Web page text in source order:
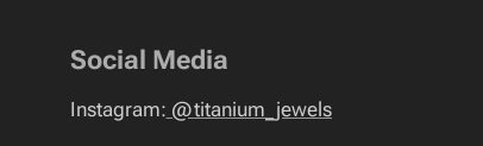
Social Media
Instagram: @titanium_jewels